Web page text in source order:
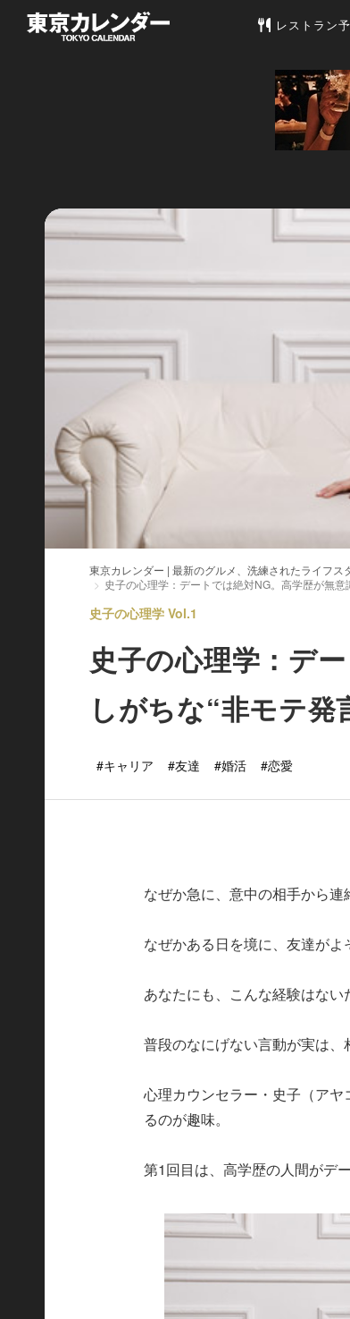
東京カレンダ
レストラン
東京カレンダー | 最新のグルメ、洗練されたライフス
史子の心理学：デートでは絶対NG。高学歴が無意
史子の心理学 Vol.1
史子の心理学：デ
しがちな“非モテ発
#キャリア #友達 #婚活 #恋愛
なぜか急に、意中の相手から連
なぜかある日を境に、友達がよ
あなたにも、こんな経験はない
普段のなにげない言動が実は、
心理カウンセラー・史子（ア
るのが趣味。
第1回目は、高学歴の人間がデ